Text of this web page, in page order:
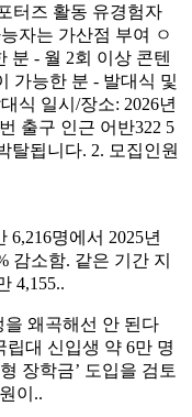
터즈 활동 유경험자
자는 가산점 부여 ㅇ
분 - 월 2회 이상 콘텐
가능한 분 - 발대식 및
식 일시/장소: 2026년
출구 인근 어반322 5
됩니다. 2. 모집인원
6,216명에서 2025년
감소함. 같은 기간 지
4,155..
을 왜곡해선 안 된다
립대 신입생 약 6만 명
장학금’ 도입을 검토
이..